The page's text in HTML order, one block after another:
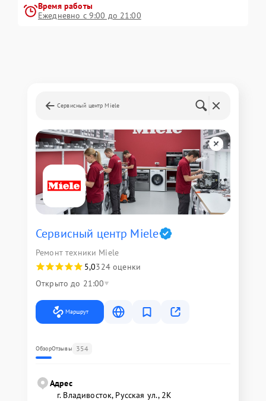
Время работы
Ежедневно с 9:00 до 21:00
Сервисный центр Miele
Сервисный центр Miele
Ремонт техники Miele
5,0324 оценки
Открыто до 21:00
Маршрут
ОбзорОтзывы 354
Адрес
г. Владивосток, Русская ул., 2К